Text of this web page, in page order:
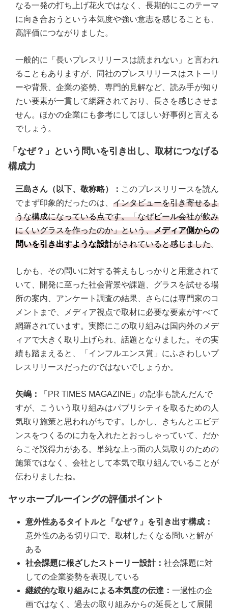
なる一発の打ち上げ花火ではなく、長期的にこのテーマ
に向き合おうという本気度や強い意志を感じることも、
高評価につながりました。
一般的に「長いプレスリリースは読まれない」と言われ
ることもありますが、同社のプレスリリースはストーリ
ーや背景、企業の姿勢、専門的見解など、読み手が知り
たい要素が一貫して網羅されており、長さを感じさせま
せん。ほかの企業にも参考にしてほしい好事例と言える
でしょう。
「なぜ？」という問いを引き出し、取材につなげる
構成力
三島さん（以下、敬称略）： このプレスリリースを読ん
でまず印象的だったのは、 インタビューを引き寄せるよ
うな構成になっている点です。「なぜビール会社が飲み
にくいグラスを作ったのか」という、メディア側からの
問いを引き出すような設計がされていると感じました。
しかも、その問いに対する答えもしっかりと用意されて
いて、開発に至った社会背景や課題、グラスを試せる場
所の案内、アンケート調査の結果、さらには専門家のコ
メントまで、メディア視点で取材に必要な要素がすべて
網羅されています。実際にこの取り組みは国内外のメデ
ィアで大きく取り上げられ、話題となりました。その実
績も踏まえると、「インフルエンス賞」にふさわしいプ
レスリリースだったのではないでしょうか。
矢嶋：
「PR TIMES MAGAZINE」の記事も読んだんで
すが、こういう取り組みはパブリシティを取るための人
気取り施策と思われがちです。しかし、きちんとエビデ
ンスをつくるのに力を入れたとおっしゃっていて、だか
らこそ説得力がある。単純な上っ面の人気取りのための
施策ではなく、会社として本気で取り組んでいることが
伝わりましたね。
ヤッホーブルーイングの評価ポイント
意外性あるタイトルと「なぜ？」を引き出す構成：
意外性のある切り口で、取材したくなる問いと解が
ある
社会課題に根ざしたストーリー設計： 社会課題に対
しての企業姿勢を表現している
継続的な取り組みによる本気度の伝達： 一過性の企
画ではなく、過去の取り組みからの延長として展開